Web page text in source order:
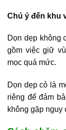
Chú ý đến khu
Dọn dẹp không
gồm việc giữ
mọc quá mức.
Dọn dẹp cỏ là
riêng để đảm
không gặp nguy